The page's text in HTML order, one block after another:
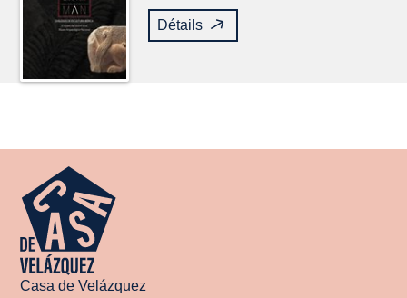
Détails
Casa de Velázquez